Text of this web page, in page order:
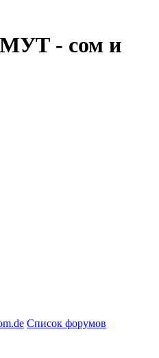
- сом и
Список форумов